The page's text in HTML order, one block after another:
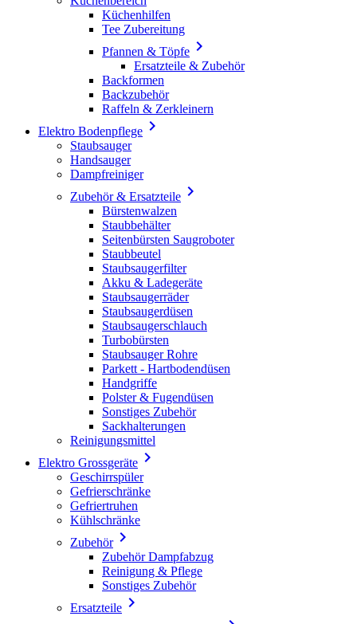
Küchenhilfen
Tee Zubereitung
Pfannen & Töpfe 
Ersatzteile & Zubehör
Backformen
Backzubehör
Raffeln & Zerkleinern
Elektro Bodenpflege 
Staubsauger
Handsauger
Dampfreiniger
Zubehör & Ersatzteile 
Bürstenwalzen
Staubbehälter
Seitenbürsten Saugroboter
Staubbeutel
Staubsaugerfilter
Akku & Ladegeräte
Staubsaugerräder
Staubsaugerdüsen
Staubsaugerschlauch
Turbobürsten
Staubsauger Rohre
Parkett - Hartbodendüsen
Handgriffe
Polster & Fugendüsen
Sonstiges Zubehör
Sackhalterungen
Reinigungsmittel
Elektro Grossgeräte 
Geschirrspüler
Gefrierschränke
Gefriertruhen
Kühlschränke
Zubehör
Zubehör Dampfabzug
Reinigung & Pflege
Sonstiges Zubehör
Ersatzteile 